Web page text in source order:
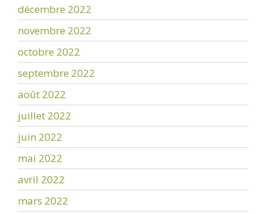
décembre 2022
novembre 2022
octobre 2022
septembre 2022
août 2022
juillet 2022
juin 2022
mai 2022
avril 2022
mars 2022